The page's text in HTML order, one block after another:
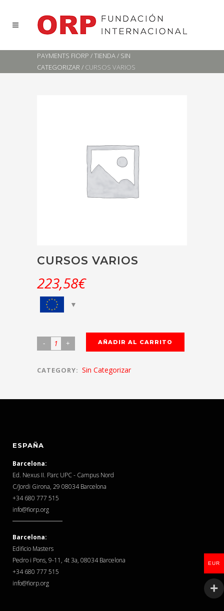
PAYMENTS FIORP /TIENDA/ SIN
CATEGORIZAR / CURSOS VARIOS
CURSOS VARIOS
223,58€
AÑADIR AL CARRITO
CATEGORY: Sin Categorizar
ESPAÑA
Barcelona:
Ed. Nexus II. Parc UPC - Campus Nord
C/Jordi Girona, 29 08034 Barcelona
‎+34 680 777 515
info@fiorp.org
Barcelona:
Edificio Masters
Pedro i Pons, 9-11, 4t 3a, 08034 Barcelona
‎+34 680 777 515
info@fiorp.org
EUR